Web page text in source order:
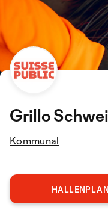
Grillo
Kommunal